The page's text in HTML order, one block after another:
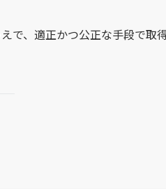
、適正かつ公正な手段で取得